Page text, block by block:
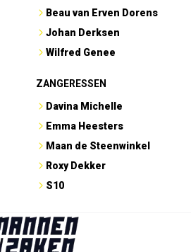
Beau van Erven Dorens
Johan Derksen
Wilfred Genee
ZANGERESSEN
Davina Michelle
Emma Heesters
Maan de Steenwinkel
Roxy Dekker
S10